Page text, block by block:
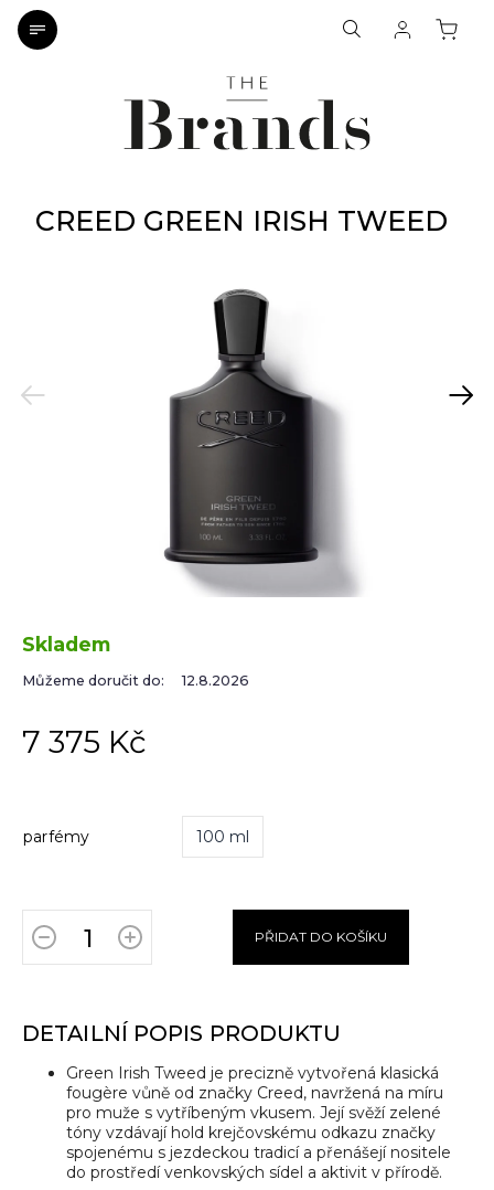
CREED GREEN IRISH TWEED
Previous Next
parfémy 100 ml
7 375 Kč
Skladem
Můžeme doručit do: 12.8.2026
PŘIDAT DO KOŠÍKU
DETAILNÍ POPIS PRODUKTU
Green Irish Tweed je precizně vytvořená klasická
fougère vůně od značky Creed, navržená na míru
pro muže s vytříbeným vkusem. Její svěží zelené
tóny vzdávají hold krejčovskému odkazu značky
spojenému s jezdeckou tradicí a přenášejí nositele
do prostředí venkovských sídel a aktivit v přírodě.